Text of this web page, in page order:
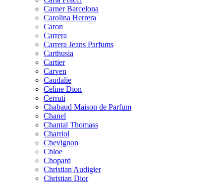
Carner Barcelona
Carolina Herrera
Caron
Carrera
Carrera Jeans Parfums
Carthusia
Cartier
Carven
Caudalie
Celine Dion
Cerruti
Chabaud Maison de Parfum
Chanel
Chantal Thomass
Charriol
Chevignon
Chloe
Chopard
Christian Audigier
Christian Dior